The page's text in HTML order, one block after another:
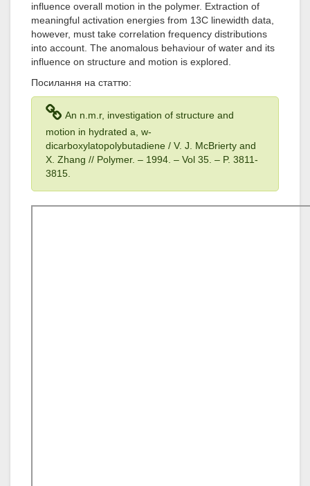
influence overall motion in the polymer. Extraction of
meaningful activation energies from 13C linewidth data,
however, must take correlation frequency distributions
into account. The anomalous behaviour of water and its
influence on structure and motion is explored.
Посилання на статтю:
An n.m.r, investigation of structure and
motion in hydrated a, w-
dicarboxylatopolybutadiene / V. J. McBrierty and
X. Zhang // Polymer. – 1994 . – Vol 35 . – P. 3811-
3815.